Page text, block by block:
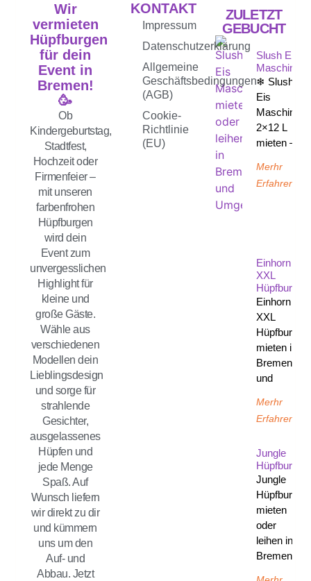
Wir
vermieten
Hüpfburgen
für dein
Event in
Bremen!
🥳
Ob
Kindergeburtstag,
Stadtfest,
Hochzeit oder
Firmenfeier –
mit unseren
farbenfrohen
Hüpfburgen
wird dein
Event zum
unvergesslichen
Highlight für
kleine und
große Gäste.
Wähle aus
verschiedenen
Modellen dein
Lieblingsdesign
und sorge für
strahlende
Gesichter,
ausgelassenes
Hüpfen und
jede Menge
Spaß. Auf
Wunsch liefern
wir direkt zu dir
und kümmern
uns um den
Auf- und
Abbau. Jetzt
KONTAKT
Impressum
Datenschutzerklärung
Allgemeine
Geschäftsbedingungen
(AGB)
Cookie-
Richtlinie
(EU)
ZULETZT
GEBUCHT
Slush Eis
Maschine
❄ Slush-
Eis
Maschine
2×12 L
mieten –
Merhr
Erfahren
Einhorn
XXL
Hüpfburg
Einhorn
XXL
Hüpfburg
mieten in
Bremen
und
Merhr
Erfahren
Jungle
Hüpfburg
Jungle
Hüpfburg
mieten
oder
leihen in
Bremen